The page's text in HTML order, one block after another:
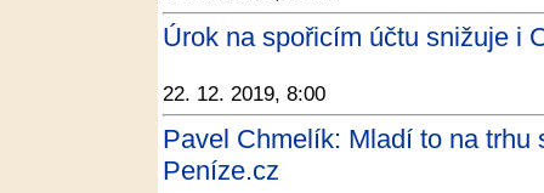
Úrok na spořicím účtu snižuje i
22. 12. 2019, 8:00
Pavel Chmelík: Mladí to na trhu
Peníze.cz